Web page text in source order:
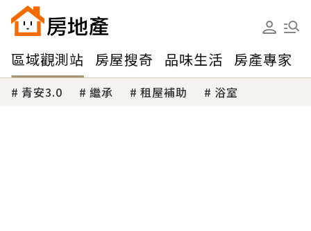
區域觀測站 房屋搜奇 品味生活 房產專家
青安3.0 繼承 租屋補助 浴室